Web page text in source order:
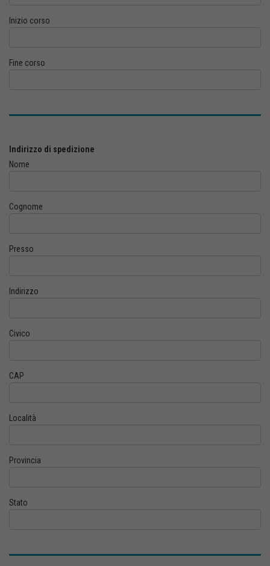
Inizio corso
Fine corso
Indirizzo di spedizione
Nome
Cognome
Presso
Indirizzo
Civico
CAP
Località
Provincia
Stato